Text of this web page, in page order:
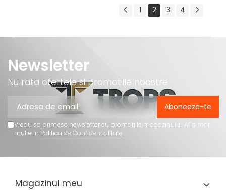
1 2 3 4
Newsletter
Nu rata ofertele si promotiile noastre
Vreau sa primesc newsletter cu promotiile magazinului. Afla mai
multe in Politica de Confidentialitate
Magazinul meu